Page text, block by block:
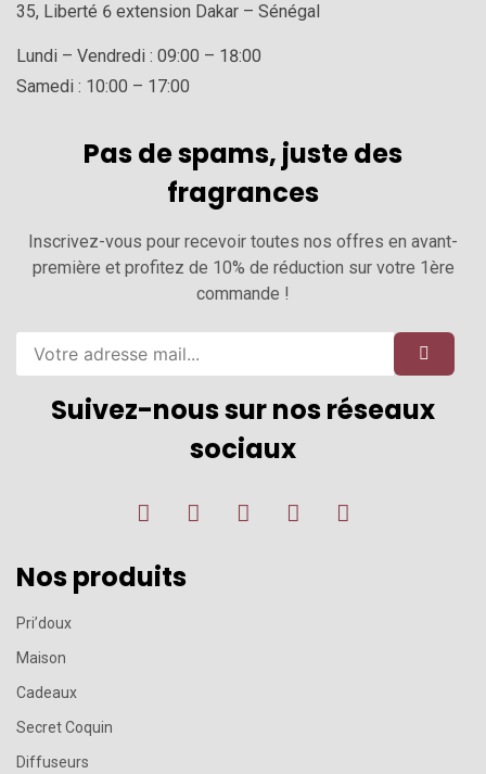
35, Liberté 6 extension Dakar – Sénégal
Lundi – Vendredi : 09:00 – 18:00
Samedi : 10:00 – 17:00
Pas de spams, juste des
fragrances
Inscrivez-vous pour recevoir toutes nos offres en avant-
première et profitez de 10% de réduction sur votre 1ère
commande !
Suivez-nous sur nos réseaux
sociaux
Nos produits
Pri’doux
Maison
Cadeaux
Secret Coquin
Diffuseurs